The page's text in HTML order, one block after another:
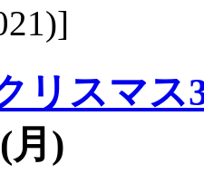
リスマ
月)